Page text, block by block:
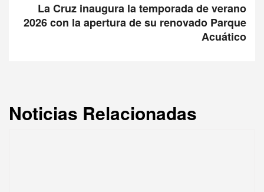
La Cruz inaugura la temporada de verano
2026 con la apertura de su renovado Parque
Acuático
Noticias Relacionadas